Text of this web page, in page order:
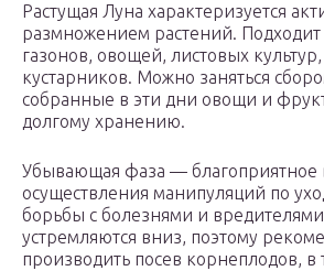
Растущая Луна характеризуется
размножением растений. Подходит
газонов, овощей, листовых
кустарников. Можно заняться
собранные в эти дни овощи и
долгому хранению.
Убывающая фаза — благоприятное
осуществления манипуляций по
борьбы с болезнями и
устремляются вниз, поэтому
производить посев корнеплодов, в